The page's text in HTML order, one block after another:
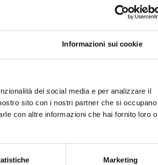
Informazioni sui cookie
dei social media e per analizzare il
sito con i nostri partner che si occupano
con altre informazioni che hai fornito loro o
Marketing
SPID o
48,80€-77,00€Fascia
48,80 €